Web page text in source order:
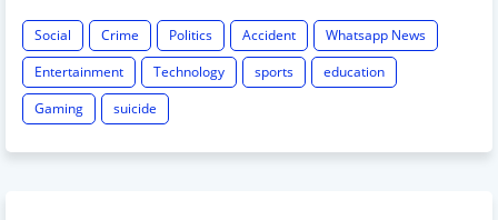
Social Crime Politics Accident
Whatsapp News
Entertainment
Technology sports
education
Gaming
suicide